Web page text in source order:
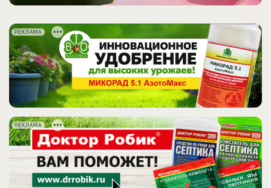
РЕКЛАМА
РЕКЛАМА